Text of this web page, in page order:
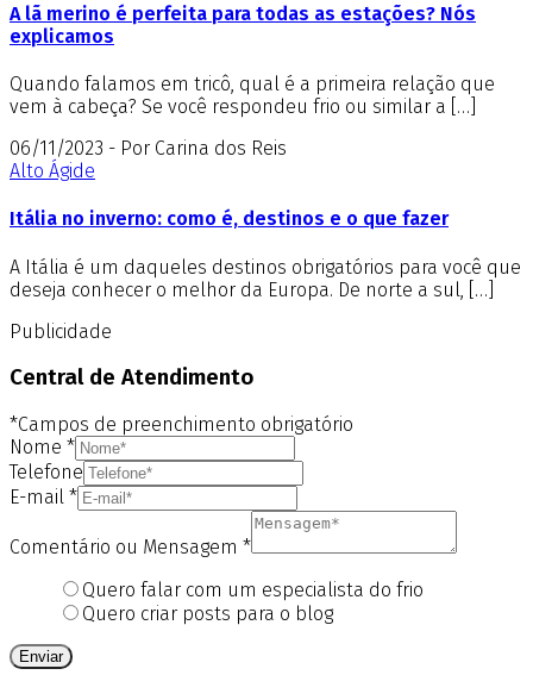
A lã merino é perfeita para todas as estações? Nós
explicamos
Quando falamos em tricô, qual é a primeira relação que
vem à cabeça? Se você respondeu frio ou similar a […]
06/11/2023 - Por Carina dos Reis
Alto Ágide
Itália no inverno: como é, destinos e o que fazer
A Itália é um daqueles destinos obrigatórios para você que
deseja conhecer o melhor da Europa. De norte a sul, […]
Publicidade
Central de Atendimento
*Campos de preenchimento obrigatório
Nome *
Telefone
E-mail *
Comentário ou Mensagem *
Quero falar com um especialista do frio
Quero criar posts para o blog
Enviar